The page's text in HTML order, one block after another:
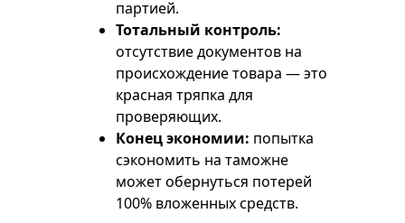
партией.
Тотальный контроль:
отсутствие документов на
происхождение товара — это
красная тряпка для
проверяющих.
Конец экономии: попытка
сэкономить на таможне
может обернуться потерей
100% вложенных средств.